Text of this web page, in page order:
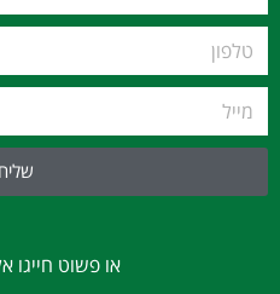
או פשוט חייגו